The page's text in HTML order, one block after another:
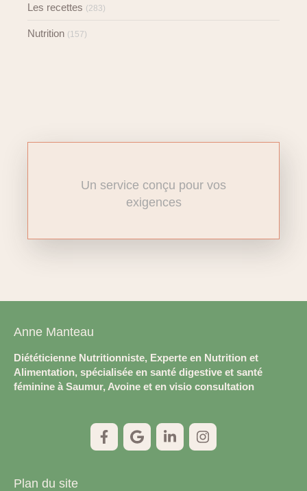
Les recettes (283)
Nutrition (157)
Un service conçu pour vos
exigences
Anne Manteau
Diététicienne Nutritionniste, Experte en Nutrition et
Alimentation, spécialisée en santé digestive et santé
féminine à Saumur, Avoine et en visio consultation
Plan du site